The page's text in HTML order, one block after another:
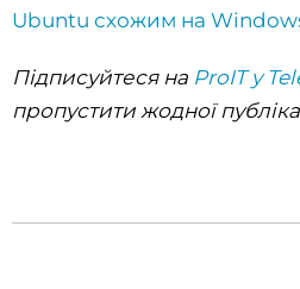
Ubuntu схожим на Windows
Підписуйтеся на ProIT у
пропустити жодної